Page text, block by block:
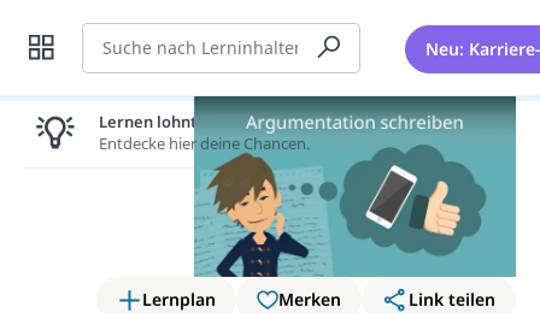
Suche Neu:
Lernplan Merken
Link teilen
Lernen lohnt sich!
Entdecke hier deine Chancen.